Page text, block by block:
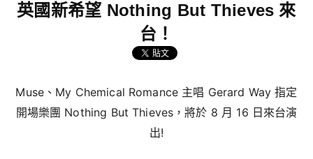
英國新希望 Nothing But Thieves 來
台！
Muse、My Chemical Romance 主唱 Gerard Way 指定
開場樂團 Nothing But Thieves，將於 8 月 16 日來台演
出!